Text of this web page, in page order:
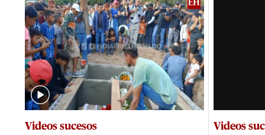
Videos sucesos
Videos